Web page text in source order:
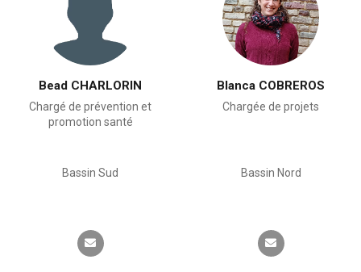
Bead CHARLORIN
Chargé de prévention et
promotion santé
Bassin Sud
Blanca COBREROS
Chargée de projets
Bassin Nord